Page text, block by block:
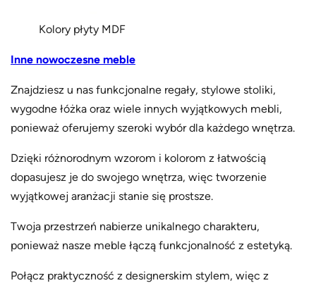
Kolory płyty MDF
Inne nowoczesne meble
Znajdziesz u nas funkcjonalne regały, stylowe stoliki,
wygodne łóżka oraz wiele innych wyjątkowych mebli,
ponieważ oferujemy szeroki wybór dla każdego wnętrza.
Dzięki różnorodnym wzorom i kolorom z łatwością
dopasujesz je do swojego wnętrza, więc tworzenie
wyjątkowej aranżacji stanie się prostsze.
Twoja przestrzeń nabierze unikalnego charakteru,
ponieważ nasze meble łączą funkcjonalność z estetyką.
Połącz praktyczność z designerskim stylem, więc z